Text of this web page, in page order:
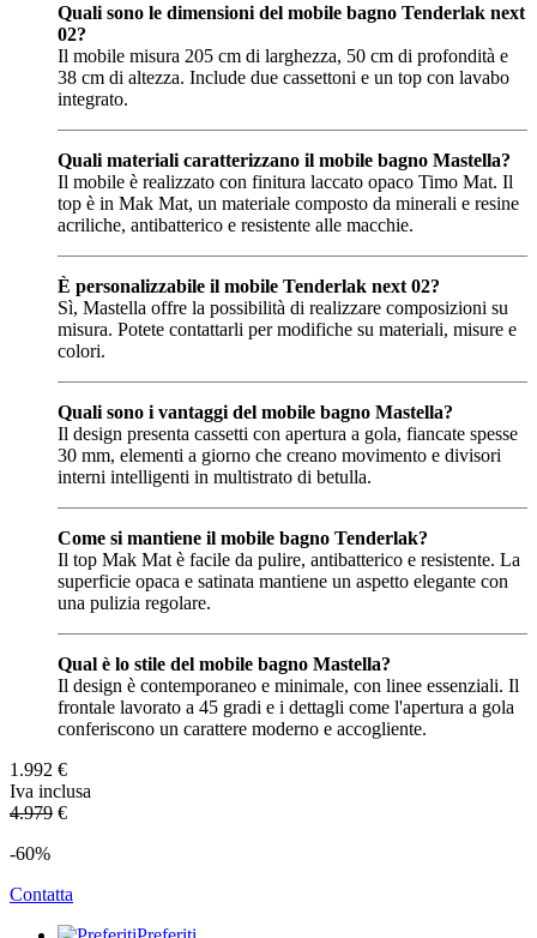
Quali sono le dimensioni del mobile bagno Tenderlak next
02?
Il mobile misura 205 cm di larghezza, 50 cm di profondità e
38 cm di altezza. Include due cassettoni e un top con lavabo
integrato.
Quali materiali caratterizzano il mobile bagno Mastella?
Il mobile è realizzato con finitura laccato opaco Timo Mat. Il
top è in Mak Mat, un materiale composto da minerali e resine
acriliche, antibatterico e resistente alle macchie.
È personalizzabile il mobile Tenderlak next 02?
Sì, Mastella offre la possibilità di realizzare composizioni su
misura. Potete contattarli per modifiche su materiali, misure e
colori.
Quali sono i vantaggi del mobile bagno Mastella?
Il design presenta cassetti con apertura a gola, fiancate spesse
30 mm, elementi a giorno che creano movimento e divisori
interni intelligenti in multistrato di betulla.
Come si mantiene il mobile bagno Tenderlak?
Il top Mak Mat è facile da pulire, antibatterico e resistente. La
superficie opaca e satinata mantiene un aspetto elegante con
una pulizia regolare.
Qual è lo stile del mobile bagno Mastella?
Il design è contemporaneo e minimale, con linee essenziali. Il
frontale lavorato a 45 gradi e i dettagli come l'apertura a gola
conferiscono un carattere moderno e accogliente.
1.992 €
Iva inclusa
4.979 €
-60%
Contatta